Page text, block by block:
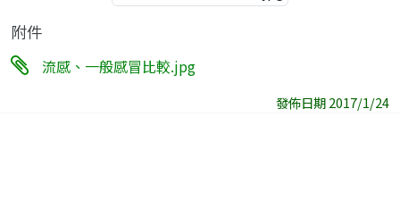
附件
流感、一般感冒比較.jpg
發佈日期 2017/1/24